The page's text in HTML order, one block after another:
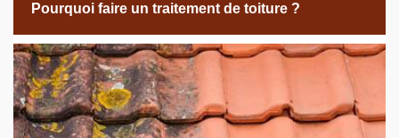
Pourquoi faire un traitement de toiture ?